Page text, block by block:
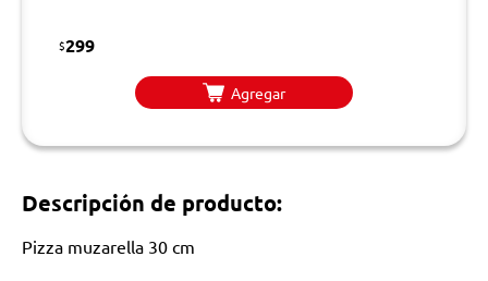
$299
Agregar
Descripción de producto:
Pizza muzarella 30 cm